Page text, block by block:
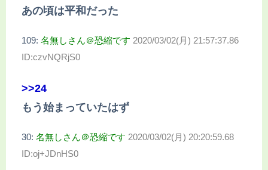
あの頃は平和だった
109: 名無しさん＠恐縮です 2020/03/02(月) 21:57:37.86
ID:czvNQRjS0
>>24
もう始まっていたはず
30: 名無しさん＠恐縮です 2020/03/02(月) 20:20:59.68
ID:oj+JDnHS0